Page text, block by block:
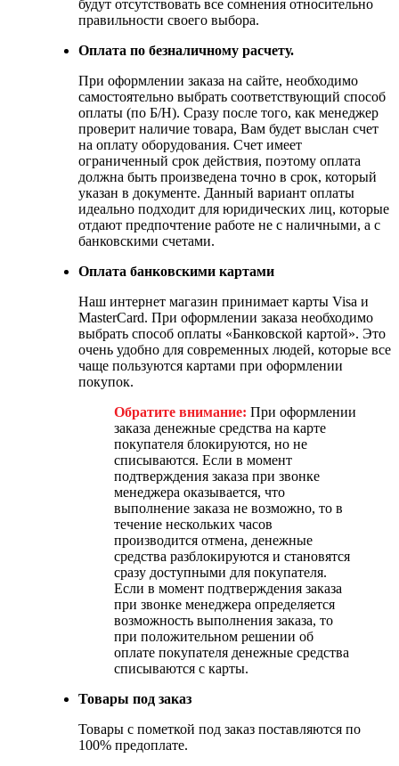
будут отсутствовать все сомнения относительно
правильности своего выбора.
Оплата по безналичному расчету.
При оформлении заказа на сайте, необходимо
самостоятельно выбрать соответствующий способ
оплаты (по Б/Н). Сразу после того, как менеджер
проверит наличие товара, Вам будет выслан счет
на оплату оборудования. Счет имеет
ограниченный срок действия, поэтому оплата
должна быть произведена точно в срок, который
указан в документе. Данный вариант оплаты
идеально подходит для юридических лиц, которые
отдают предпочтение работе не с наличными, а с
банковскими счетами.
Оплата банковскими картами
Наш интернет магазин принимает карты Visa и
MasterCard. При оформлении заказа необходимо
выбрать способ оплаты «Банковской картой». Это
очень удобно для современных людей, которые все
чаще пользуются картами при оформлении
покупок.
Обратите внимание: При оформлении
заказа денежные средства на карте
покупателя блокируются, но не
списываются. Если в момент
подтверждения заказа при звонке
менеджера оказывается, что
выполнение заказа не возможно, то в
течение нескольких часов
производится отмена, денежные
средства разблокируются и становятся
сразу доступными для покупателя.
Если в момент подтверждения заказа
при звонке менеджера определяется
возможность выполнения заказа, то
при положительном решении об
оплате покупателя денежные средства
списываются с карты.
Товары под заказ
Товары с пометкой под заказ поставляются по
100% предоплате.